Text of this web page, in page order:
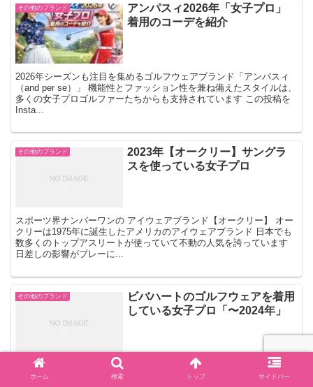
その他のブランド
アンパスィ2026年「女子プロ」
着用のコーデを紹介
2026年シーズンも注目を集めるゴルフウェアブランド「アンパスィ
（and per se）」 機能性とファッション性を兼ね備えたスタイルは、
多くの女子プロゴルファーたちからも支持されています この投稿を
Insta...
その他のブランド
2023年【オークリー】サングラ
スを使っている女子プロ
スポーツ界ナンバーワンの アイウェアブランド【オークリー】 オー
クリーは1975年に誕生したアメリカのアイウェアブランド 日本でも
数多くのトップアスリートが使っていて不動の人気を誇っています
日差しの影響がプレーに...
その他のブランド
ビバハートのゴルフウェアを着用
している女子プロ「〜2024年」
ゴルフをもっとカラフルにをコンセプトにポップでおしゃれなゴルフ
ウェアを展開する 【ビバハート】 2004年に誕生 ビビットなカラー
ホーム 検索 トップ サイドバー